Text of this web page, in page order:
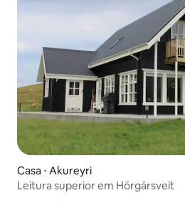
Casa ⋅ Akureyri
Leitura superior em Hörgársveit